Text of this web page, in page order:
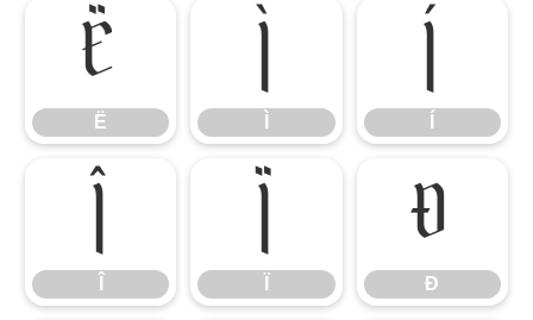
Ë
Ë
Ì Í
Î Ï Ð
Ð